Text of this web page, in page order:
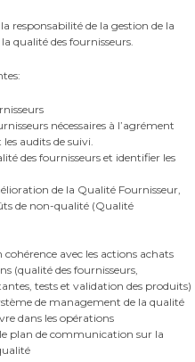
responsabilité de la gestion de la
qualité des fournisseurs.
nécessaires à l’agrément
audits de suivi.
des fournisseurs et identifier les
de la Qualité Fournisseur,
de non-qualité (Qualité
avec les actions achats
(qualité des fournisseurs,
tests et validation des produits)
de management de la qualité
dans les opérations
plan de communication sur la